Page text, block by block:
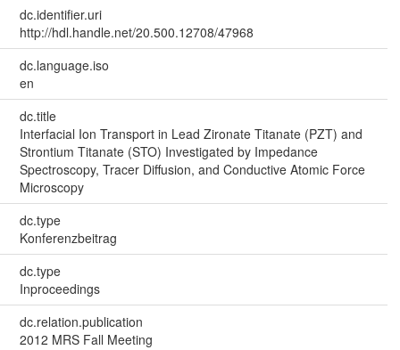
dc.identifier.uri
http://hdl.handle.net/20.500.12708/47968
dc.language.iso
en
dc.title
Interfacial Ion Transport in Lead Zironate Titanate (PZT) and
Strontium Titanate (STO) Investigated by Impedance
Spectroscopy, Tracer Diffusion, and Conductive Atomic Force
Microscopy
dc.type
Konferenzbeitrag
dc.type
Inproceedings
dc.relation.publication
2012 MRS Fall Meeting